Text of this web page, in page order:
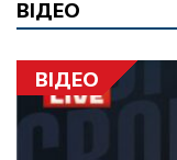
ВІДЕО
ВІДЕО